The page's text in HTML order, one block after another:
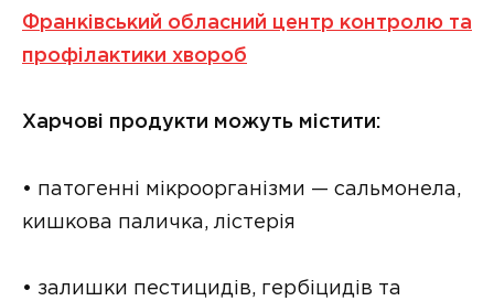
Франківський обласний центр контролю та
профілактики хвороб
Харчові продукти можуть містити:
• патогенні мікроорганізми — сальмонела,
кишкова паличка, лістерія
• залишки пестицидів, гербіцидів та